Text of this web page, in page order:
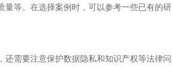
等。在选择案例时，可以参考一些已有的研
需要注意保护数据隐私和知识产权等法律问